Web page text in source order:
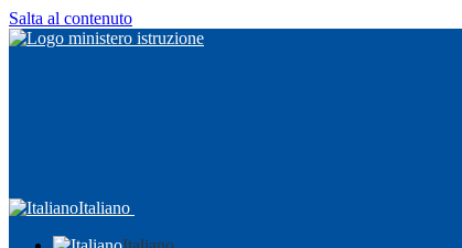
Salta al contenuto
Italiano